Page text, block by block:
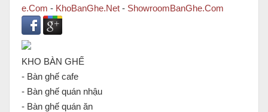
e.Com - KhoBanGhe.Net - ShowroomBanGhe.Com
KHO BÀN GHẾ
- Bàn ghế cafe
- Bàn ghế quán nhậu
- Bàn ghế quán ăn